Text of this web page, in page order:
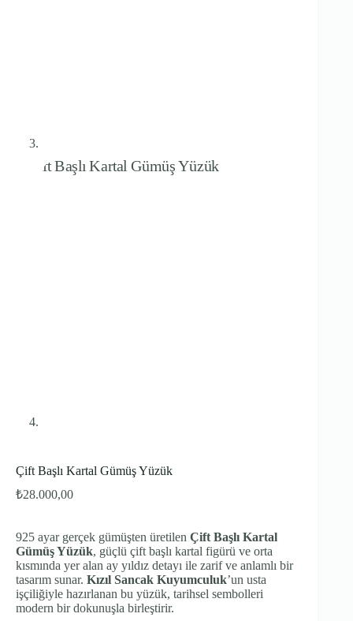
Çift Başlı Kartal Gümüş Yüzük
₺28.000,00
925 ayar gerçek gümüşten üretilen Çift Başlı Kartal
Gümüş Yüzük, güçlü çift başlı kartal figürü ve orta
kısmında yer alan ay yıldız detayı ile zarif ve anlamlı bir
tasarım sunar. Kızıl Sancak Kuyumculuk’un usta
işçiliğiyle hazırlanan bu yüzük, tarihsel sembolleri
modern bir dokunuşla birleştirir.